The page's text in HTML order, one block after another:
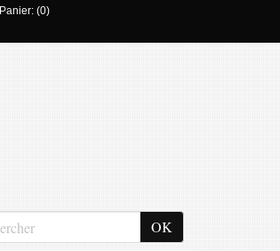
Panier: (0)